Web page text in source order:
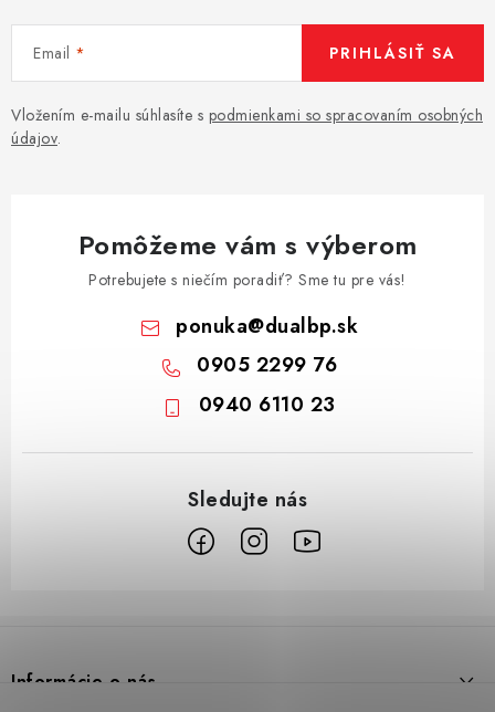
Email
Vložením e-mailu súhlasíte s podmienkami so spracovaním osobných
údajov.
PRIHLÁSIŤ SA
Pomôžeme vám s výberom
Potrebujete s niečím poradiť? Sme tu pre vás!
ponuka@dualbp.sk
0905 2299 76
0940 6110 23
pInformácie o nás